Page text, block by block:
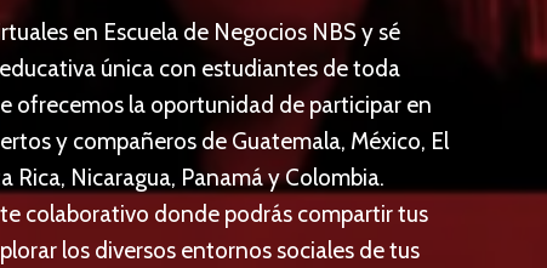
en Escuela de Negocios NBS y sé
única con estudiantes de toda
ofrecemos la oportunidad de participar en
y compañeros de Guatemala, México, El
Rica, Nicaragua, Panamá y Colombia.
colaborativo donde podrás compartir tus
los diversos entornos sociales de tus